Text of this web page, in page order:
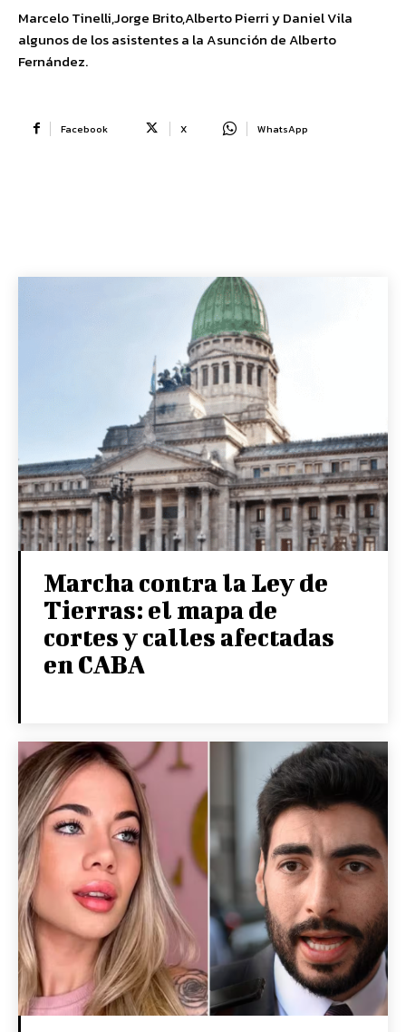
Marcelo Tinelli,Jorge Brito,Alberto Pierri y Daniel Vila
algunos de los asistentes a la Asunción de Alberto
Fernández.
Facebook X WhatsApp
Marcha contra la Ley de
Tierras: el mapa de
cortes y calles afectadas
en CABA